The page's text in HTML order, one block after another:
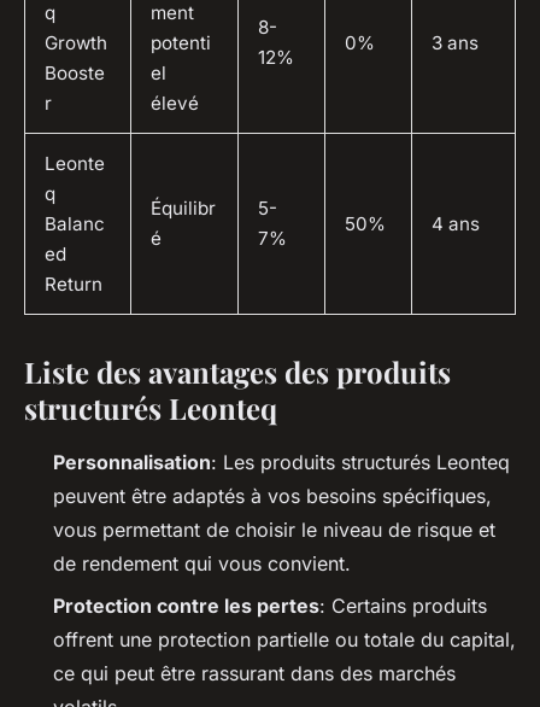
q
Growth
Booste
r
ment
potenti
el
élevé
8-
12%
0% 3 ans
Leonte
q
Balanc
ed
Return
Équilibr
é
5-
7%
50% 4 ans
Liste des avantages des produits
structurés Leonteq
Personnalisation: Les produits structurés Leonteq
peuvent être adaptés à vos besoins spécifiques,
vous permettant de choisir le niveau de risque et
de rendement qui vous convient.
Protection contre les pertes: Certains produits
offrent une protection partielle ou totale du capital,
ce qui peut être rassurant dans des marchés